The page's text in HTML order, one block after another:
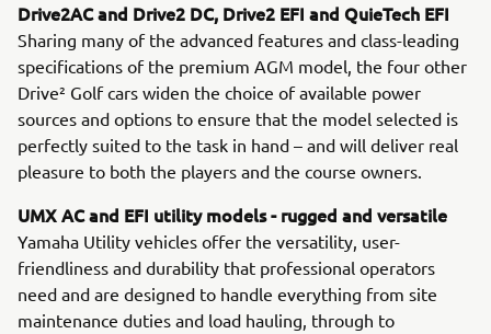
Drive2AC and Drive2 DC, Drive2 EFI and QuieTech EFI
Sharing many of the advanced features and class-leading
specifications of the premium AGM model, the four other
Drive² Golf cars widen the choice of available power
sources and options to ensure that the model selected is
perfectly suited to the task in hand – and will deliver real
pleasure to both the players and the course owners.
UMX AC and EFI utility models - rugged and versatile
Yamaha Utility vehicles offer the versatility, user-
friendliness and durability that professional operators
need and are designed to handle everything from site
maintenance duties and load hauling, through to